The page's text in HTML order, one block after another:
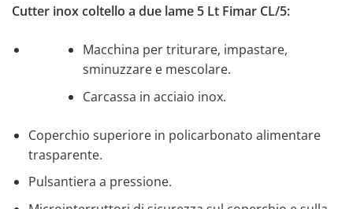
Cutter inox coltello a due lame 5 Lt Fimar CL/5:
Macchina per triturare, impastare,
sminuzzare e mescolare.
Carcassa in acciaio inox.
Coperchio superiore in policarbonato alimentare
trasparente.
Pulsantiera a pressione.